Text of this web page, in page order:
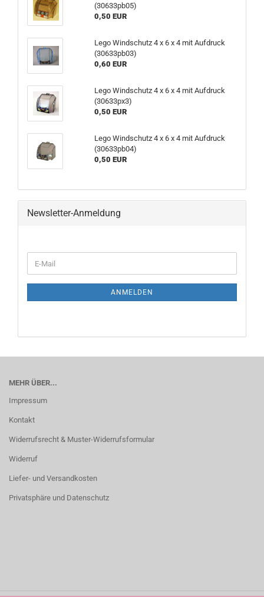
(30633pb05)
0,50 EUR
Lego Windschutz 4 x 6 x 4 mit Aufdruck
(30633pb03)
0,60 EUR
Lego Windschutz 4 x 6 x 4 mit Aufdruck
(30633px3)
0,50 EUR
Lego Windschutz 4 x 6 x 4 mit Aufdruck
(30633pb04)
0,50 EUR
Newsletter-Anmeldung
ANMELDEN
MEHR ÜBER...
Impressum
Kontakt
Widerrufsrecht & Muster-Widerrufsformular
Widerruf
Liefer- und Versandkosten
Privatsphäre und Datenschutz